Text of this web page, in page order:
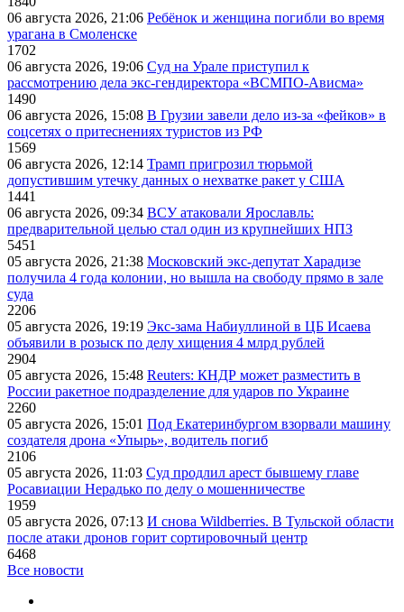
06 августа 2026, 21:06 Ребёнок и женщина погибли во время
урагана в Смоленске
1702
06 августа 2026, 19:06 Суд на Урале приступил к
рассмотрению дела экс-гендиректора «ВСМПО-Ависма»
1490
06 августа 2026, 15:08 В Грузии завели дело из-за «фейков» в
соцсетях о притеснениях туристов из РФ
1569
06 августа 2026, 12:14 Трамп пригрозил тюрьмой
допустившим утечку данных о нехватке ракет у США
1441
06 августа 2026, 09:34 ВСУ атаковали Ярославль:
предварительной целью стал один из крупнейших НПЗ
5451
05 августа 2026, 21:38 Московский экс-депутат Харадизе
получила 4 года колонии, но вышла на свободу прямо в зале
суда
2206
05 августа 2026, 19:19 Экс-зама Набиуллиной в ЦБ Исаева
объявили в розыск по делу хищения 4 млрд рублей
2904
05 августа 2026, 15:48 Reuters: КНДР может разместить в
России ракетное подразделение для ударов по Украине
2260
05 августа 2026, 15:01 Под Екатеринбургом взорвали машину
создателя дрона «Упырь», водитель погиб
2106
05 августа 2026, 11:03 Суд продлил арест бывшему главе
Росавиации Нерадько по делу о мошенничестве
1959
05 августа 2026, 07:13 И снова Wildberries. В Тульской области
после атаки дронов горит сортировочный центр
6468
Все новости